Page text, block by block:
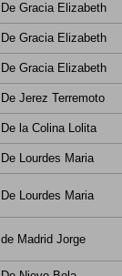
De Gracia Elizabeth
De Gracia Elizabeth
De Gracia Elizabeth
De Jerez Terremoto
De la Colina Lolita
De Lourdes Maria
De Lourdes Maria
de Madrid Jorge